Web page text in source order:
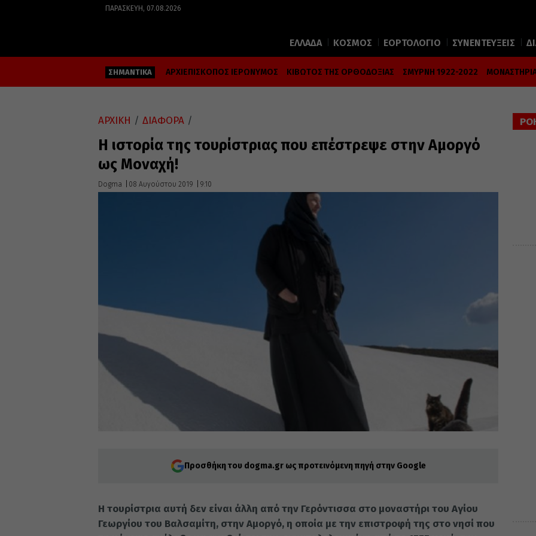
ΠΑΡΑΣΚΕΥΉ, 07.08.2026
ΕΛΛΑΔΑ ΚΟΣΜΟΣ ΕΟΡΤΟΛΟΓΙΟ ΣΥΝΕΝΤΕΥΞΕΙΣ
ΣΗΜΑΝΤΙΚΑ ΑΡΧΙΕΠΙΣΚΟΠΟΣ ΙΕΡΩΝΥΜΟΣ ΚΙΒΩΤΟΣ ΤΗΣ ΟΡΘΟΔΟΞΙΑΣ ΣΜΥΡΝΗ 1922-2022
ΑΡΧΙΚΗ / ΔΙΑΦΟΡΑ /
Η ιστορία της τουρίστριας που επέστρεψε στην Αμοργό
ως Μοναχή!
Dogma 08 Αυγούστου 2019 9:10
Προσθήκη του dogma.gr ως προτεινόμενη πηγή στην Google
Η τουρίστρια αυτή δεν είναι άλλη από την Γερόντισσα στο μοναστήρι του Αγίου
Γεωργίου του Βαλσαμίτη, στην Αμοργό, η οποία με την επιστροφή της στο νησί που